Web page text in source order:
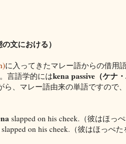
文における）
に入ってきたマレー語からの借用語
言語学的にはkena passive（ケナ・
ら、マレー語由来の単語ですので
slapped on his cheek.（彼はほっ
on his cheek.（彼はほっぺた